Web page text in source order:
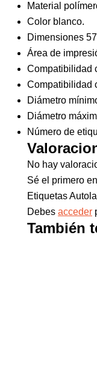
Material
Color blanco.
Dimensiones
Área de
Compatibilidad
Compatibilidad
Diámetro
Diámetro
Número de
No hay
Sé el primero
Etiquetas
Debes acceder
También